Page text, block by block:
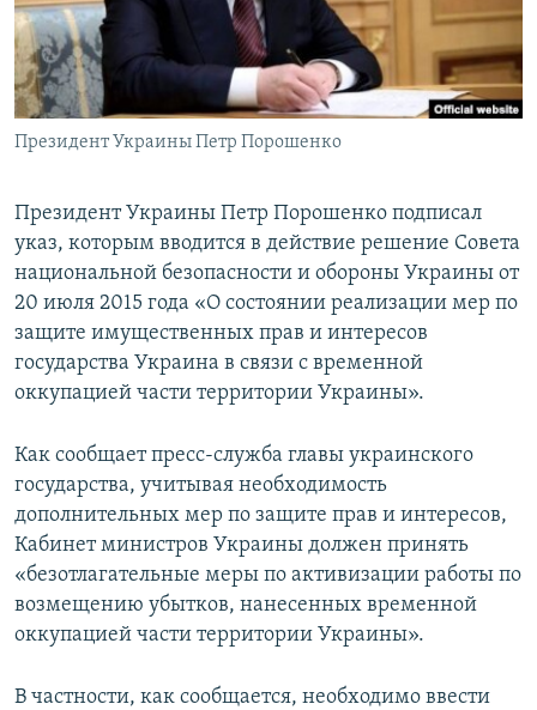
ПОБЕДИТЕЛЕЙ НЕ СУДЯТ?
КРЫМ.НЕПОКОРЕННЫЙ
ELIFBE
УКРАИНСКАЯ ПРОБЛЕМА КРЫМА
ПРИСОЕДИНЯЙТЕСЬ!
Президент Украины Петр Порошенко
Президент Украины Петр Порошенко подписал
указ, которым вводится в действие решение Совета
национальной безопасности и обороны Украины от
20 июля 2015 года «О состоянии реализации мер по
защите имущественных прав и интересов
государства Украина в связи с временной
оккупацией части территории Украины».
Как сообщает пресс-служба главы украинского
государства, учитывая необходимость
дополнительных мер по защите прав и интересов,
Кабинет министров Украины должен принять
«безотлагательные меры по активизации работы по
возмещению убытков, нанесенных временной
оккупацией части территории Украины».
В частности, как сообщается, необходимо ввести